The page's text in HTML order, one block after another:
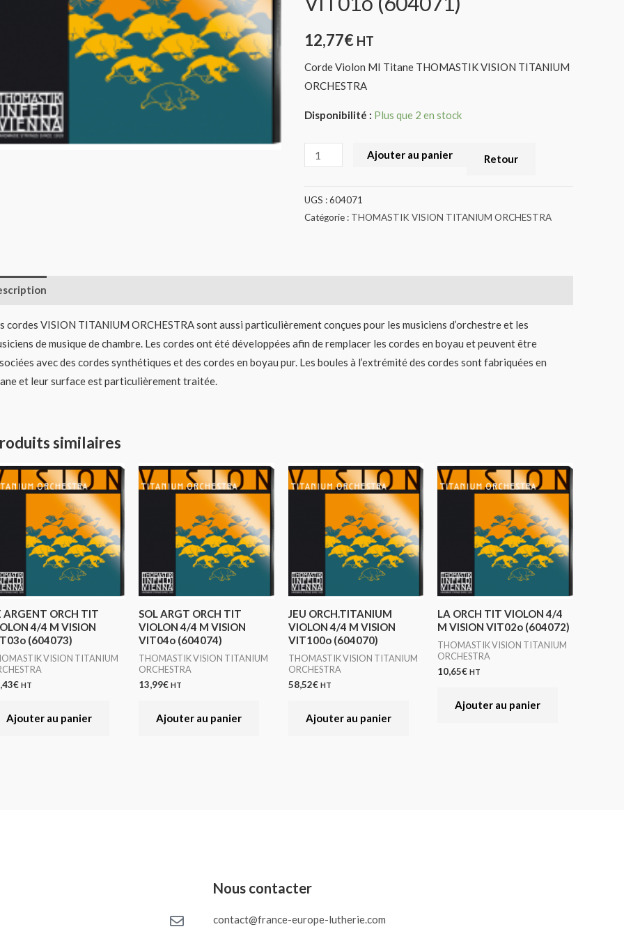
12,77€ HT
Corde Violon MI Titane THOMASTIK VISION TITANIUM
ORCHESTRA
Disponibilité : Plus que 2 en stock
VISION
(604071)
Ajouter au panier Retour
UGS :604071
Catégorie : THOMASTIK VISION TITANIUM ORCHESTRA
cordes VISION TITANIUM ORCHESTRA sont aussi particulièrement conçues pour les musiciens d’orchestre et les
de musique de chambre. Les cordes ont été développées afin de remplacer les cordes en boyau et peuvent être
avec des cordes synthétiques et des cordes en boyau pur. Les boules à l’extrémité des cordes sont fabriquées en
et leur surface est particulièrement traitée.
similaires
ARGENT ORCH TIT
4/4 M VISION
(604073)
VISION TITANIUM
€ HT
Ajouter au panier
SOL ARGT ORCH TIT
VIOLON 4/4 M VISION
VIT04o (604074)
THOMASTIK VISION TITANIUM
ORCHESTRA
13,99€ HT
Ajouter au panier
JEU ORCH.TITANIUM
VIOLON 4/4 M VISION
VIT100o (604070)
THOMASTIK VISION TITANIUM
ORCHESTRA
58,52€ HT
Ajouter au panier
LA ORCH TIT VIOLON 4/4
M VISION VIT02o (604072)
THOMASTIK VISION TITANIUM
ORCHESTRA
10,65€ HT
Ajouter au panier
Nous contacter
contact@france-europe-lutherie.com